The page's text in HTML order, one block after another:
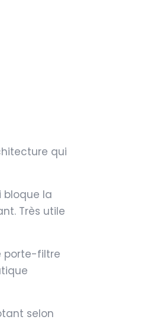
qui
bloque la
Très utile
porte-filtre
selon